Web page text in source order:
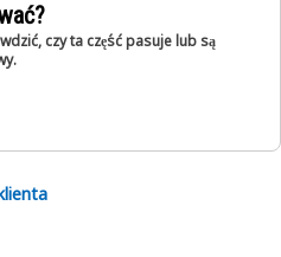
czy ta część pasuje lub są